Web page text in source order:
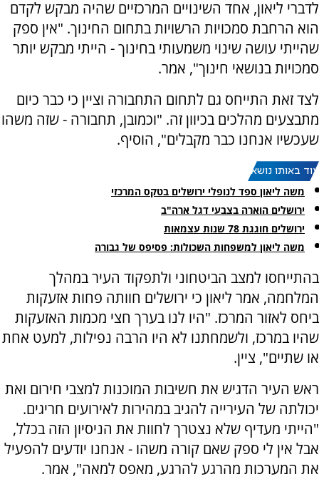
לדברי ליאון, אחד השינויים המרכזיים שהיה מבקש לקדם
הוא הרחבת סמכויות הרשויות בתחום החינוך. "אין ספק
שהייתי עושה שינוי משמעותי בחינוך - הייתי מבקש יותר
סמכויות בנושאי חינוך", אמר.
לצד זאת התייחס גם לתחום התחבורה וציין כי כבר כיום
מתבצעים מהלכים בכיוון זה. "וכמובן, תחבורה - שזה משהו
שעכשיו אנחנו כבר מקבלים", הוסיף.
עוד באותו נושא:
משה ליאון ספד לנופלי ירושלים בטקס המרכזי
ירושלים הוארה בצבעי דגל ארה"ב
ירושלים חוגגת 78 שנות עצמאות
משה ליאון למשפחות השכולות: פסיפס של גבורה
בהתייחסו למצב הביטחוני ולתפקוד העיר במהלך
המלחמה, אמר ליאון כי ירושלים חוותה פחות אזעקות
ביחס לאזור המרכז. "היו לנו בערך חצי מכמות האזעקות
שהיו במרכז, ולשמחתנו לא היו הרבה נפילות, למעט אחת
או שתיים", ציין.
ראש העיר הדגיש את חשיבות המוכנות למצבי חירום ואת
יכולתה של העירייה להגיב במהירות לאירועים חריגים.
"הייתי מעדיף שלא נצטרך לחוות את הניסיון הזה בכלל,
אבל אין לי ספק שאם קורה משהו - אנחנו יודעים להפעיל
את המערכות מהרגע להרגע, מאפס למאה", אמר.